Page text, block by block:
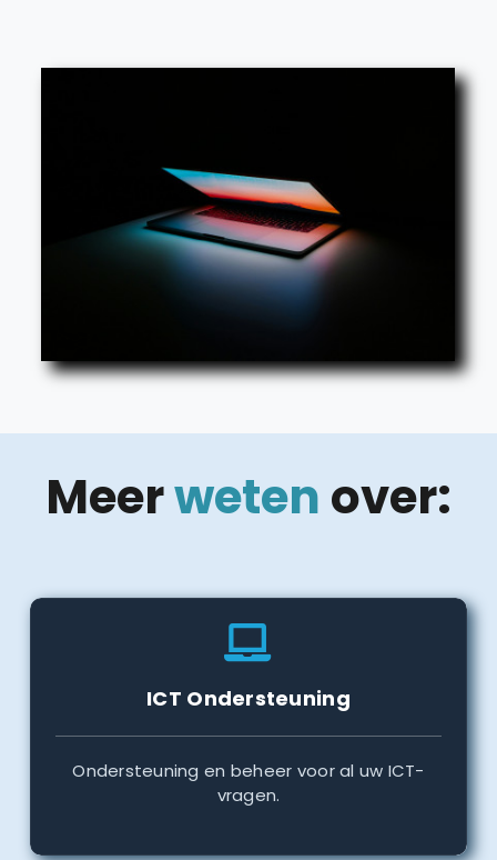
Meerweten over:
ICT Ondersteuning
Ondersteuning en beheer voor al uw ICT-
vragen.